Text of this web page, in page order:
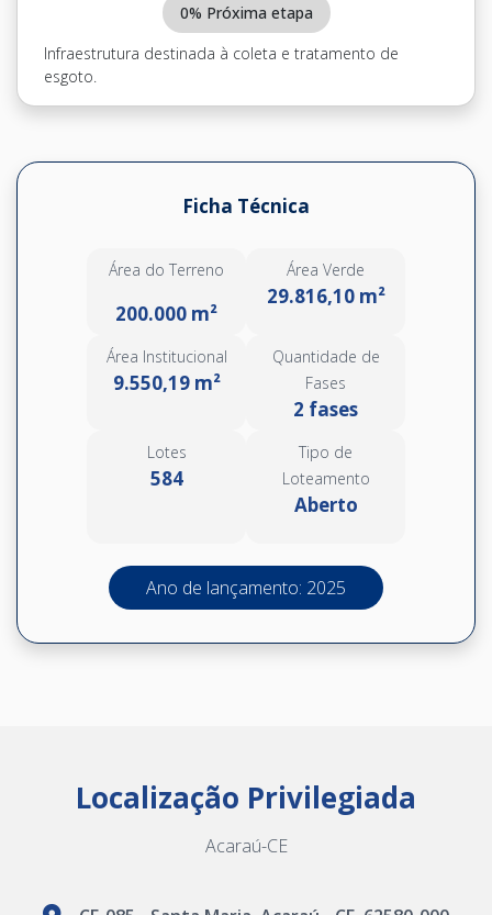
0% Próxima etapa
Infraestrutura destinada à coleta e tratamento de
esgoto.
Ficha Técnica
Área do Terreno
200.000 m²
Área Verde
29.816,10 m²
Área Institucional
9.550,19 m²
Quantidade de
Fases
2 fases
Lotes
584
Tipo de
Loteamento
Aberto
Ano de lançamento: 2025
Localização Privilegiada
Acaraú-CE